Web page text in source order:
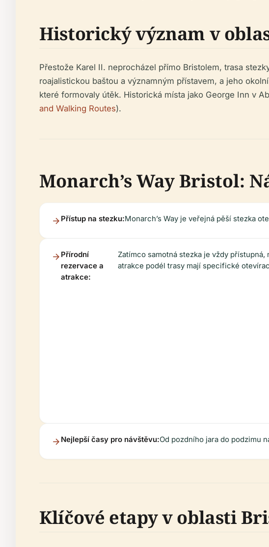
Historický význam v
Přestože Karel II. neprocházel přímo Bristolem, trasa
roajalistickou baštou a významným přístavem, a jeho
které formovaly útěk. Historická místa jako George Inn v
and Walking Routes).
Monarch’s Way Bristol:
Přístup na stezku:Monarch’s Way je veřejná pěší stezka
Přírodní
rezervace a
atrakce:
Zatímco samotná stezka je vždy
atrakce podél trasy mají specifické
Nejlepší časy pro návštěvu:Od pozdního jara do podzimu
Klíčové etapy v oblasti